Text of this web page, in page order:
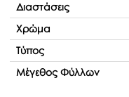
Διαστάσεις
Χρώμα
Τύπος
Μέγεθος Φύλλων